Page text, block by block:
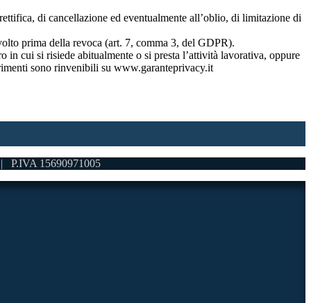
di cancellazione ed eventualmente all’oblio, di limitazione di
prima della revoca (art. 7, comma 3, del GDPR).
cui si risiede abitualmente o si presta l’attività lavorativa, oppure
sono rinvenibili su www.garanteprivacy.it
15690971005